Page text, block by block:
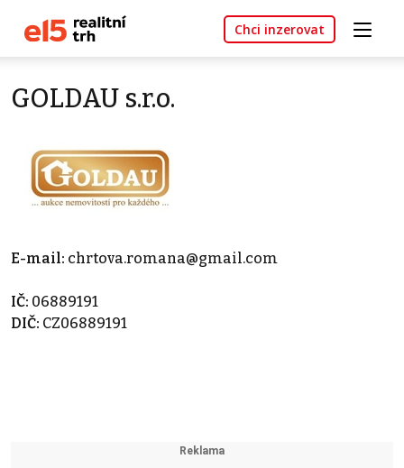
Chci inzerovat
GOLDAU s.r.o.
E-mail: chrtova.romana@gmail.com
IČ: 06889191
DIČ: CZ06889191